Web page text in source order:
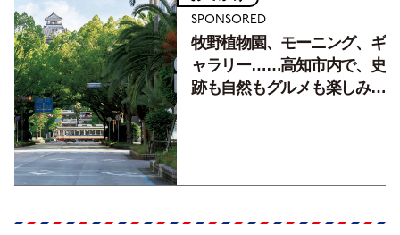
SPONSORED
牧野植物園、モーニング、ギ
ャラリー……高知市内で、史
跡も自然もグルメも楽しみ尽